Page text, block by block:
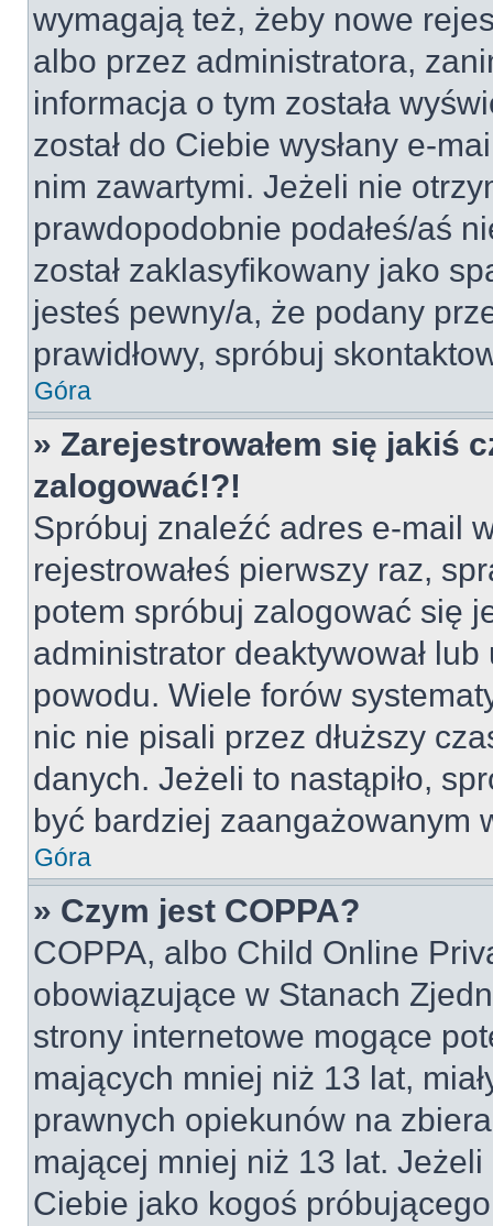
wymagają też, żeby nowe
albo przez administratora,
informacja o tym została
został do Ciebie wysłany e-
nim zawartymi. Jeżeli nie
prawdopodobnie podałeś/aś
został zaklasyfikowany jako
jesteś pewny/a, że podany
prawidłowy, spróbuj
Góra
» Zarejestrowałem się jakiś
zalogować!?!
Spróbuj znaleźć adres e-mail
rejestrowałeś pierwszy raz,
potem spróbuj zalogować się
administrator deaktywował
powodu. Wiele forów
nic nie pisali przez dłuższy
danych. Jeżeli to nastąpiło,
być bardziej zaangażowanym
Góra
» Czym jest COPPA?
COPPA, albo Child Online
obowiązujące w Stanach
strony internetowe mogące
mających mniej niż 13 lat,
prawnych opiekunów na
mającej mniej niż 13 lat.
Ciebie jako kogoś